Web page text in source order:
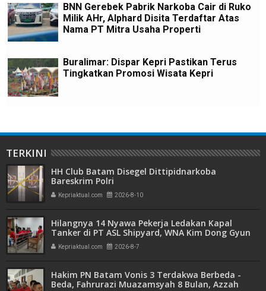
BNN Gerebek Pabrik Narkoba Cair di Ruko
Milik AHr, Alphard Disita Terdaftar Atas
Nama PT Mitra Usaha Properti
Buralimar: Dispar Kepri Pastikan Terus
Tingkatkan Promosi Wisata Kepri
TERKINI
HH Club Batam Disegel Dittipidnarkoba
Bareskrim Polri
Kepriaktual.com 2026-8-10
Hilangnya 14 Nyawa Pekerja Ledakan Kapal
Tanker di PT ASL Shipyard, WNA Kim Dong Gyun
Hanya Dituntut 1 Tahun 6 Bulan
Kepriaktual.com 2026-8-7
Hakim PN Batam Vonis 3 Terdakwa Berbeda -
Beda, Fahrurazi Muazamsyah 8 Bulan, Azzah